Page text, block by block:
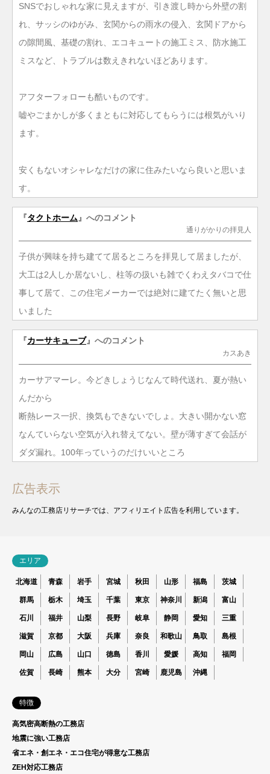
SNSでおしゃれな家に見えますが、引き渡し時から外壁の割
れ、サッシのゆがみ、玄関からの雨水の侵入、玄関ドアから
の隙間風、基礎の割れ、エコキュートの施工ミス、防水施工
ミスなど、トラブルは数えきれないほどあります。
アフターフォローも酷いものです。
嘘やごまかしが多くまともに対応してもらうには根気がいり
ます。
安くもないオシャレなだけの家に住みたいなら良いと思いま
す。
『タクトホーム』へのコメント
通りがかりの拝見人
子供が興味を持ち建てて居るところを拝見して居ましたが、
大工は2人しか居ないし、柱等の扱いも雑でくわえタバコで仕
事して居て、この住宅メーカーでは絶対に建てたく無いと思
いました
『カーサキューブ』へのコメント
カスあき
カーサアマーレ。今どきしょうじなんて時代送れ、夏が熱い
んだから
断熱レース一択、換気もできないでしょ。大きい開かない窓
なんていらない空気が入れ替えてない。壁が薄すぎて会話が
ダダ漏れ。100年っていうのだけいいところ
広告表示
みんなの工務店リサーチでは、アフィリエイト広告を利用しています。
エリア
北海道 青森 岩手 宮城 秋田 山形 福島 茨城
群馬 栃木 埼玉 千葉 東京 神奈川 新潟 富山
石川 福井 山梨 長野 岐阜 静岡 愛知 三重
滋賀 京都 大阪 兵庫 奈良 和歌山 鳥取 島根
岡山 広島 山口 徳島 香川 愛媛 高知 福岡
佐賀 長崎 熊本 大分 宮崎 鹿児島 沖縄
特徴
高気密高断熱の工務店
地震に強い工務店
省エネ・創エネ・エコ住宅が得意な工務店
ZEH対応工務店